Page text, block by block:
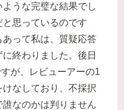
うな完璧な結果でし
思っているのです
って私は、質疑応答
終わりました。後日
が、レビューアーの1
なしており、不採択
なのかは判りません